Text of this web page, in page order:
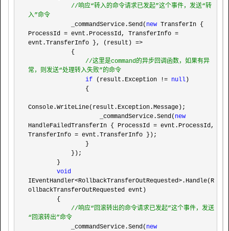
//响应“转入的命令请求已发起”这个事件，发送“转
入”命令
            _commandService.Send(
new TransferIn {
ProcessId = evnt.ProcessId, TransferInfo =
evnt.TransferInfo }, (result) =>
//这里是command的异步回调函数，如果有异
常，则发送“处理转入失败”的命令
if (result.Exception != null )
Console.WriteLine(result.Exception.Message);
                    _commandService.Send(
new
HandleFailedTransferIn { ProcessId = evnt.ProcessId,
TransferInfo = evnt.TransferInfo });
void
IEventHandler<RollbackTransferOutRequested> .Handle(R
ollbackTransferOutRequested evnt)
//响应“回滚转出的命令请求已发起”这个事件，发送
“回滚转出”命令
            _commandService.Send(
new